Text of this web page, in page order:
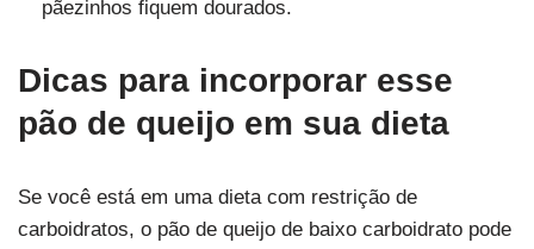
pãezinhos fiquem dourados.
Dicas para incorporar esse
pão de queijo em sua dieta
Se você está em uma dieta com restrição de
carboidratos, o pão de queijo de baixo carboidrato pode